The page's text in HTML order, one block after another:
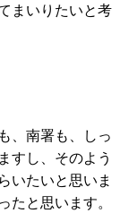
まいりたいと考
、南署も、しっ
すし、そのよう
いたいと思いま
たと思います。